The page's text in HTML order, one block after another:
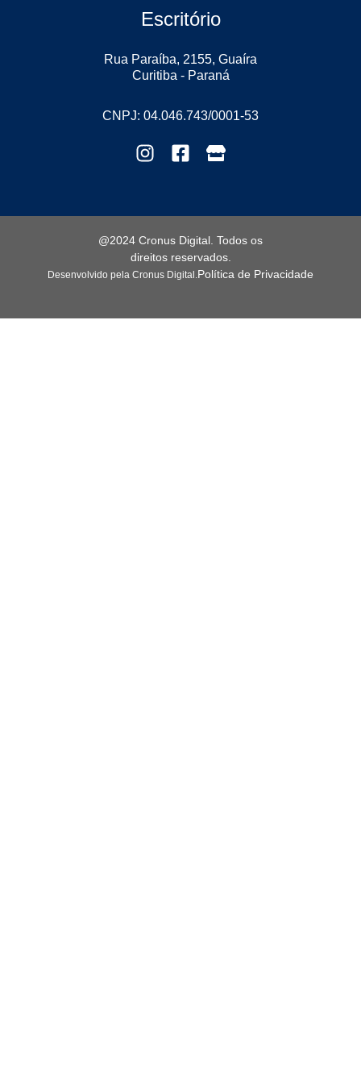
Escritório
Rua Paraíba, 2155, Guaíra
Curitiba - Paraná
CNPJ: 04.046.743/0001-53
Desenvolvido pela Cronus Digital.Política de Privacidade
@2024 Cronus Digital. Todos os
direitos reservados.